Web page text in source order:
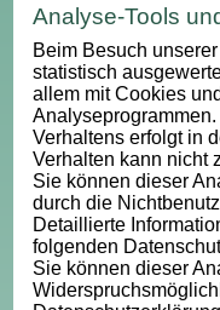
Analyse-Tools
Beim Besuch
statistisch
allem mit Cookies
Verhaltens erfolgt in
Verhalten kann nicht
Sie können dieser
durch die
Detaillierte
folgenden
Sie können dieser